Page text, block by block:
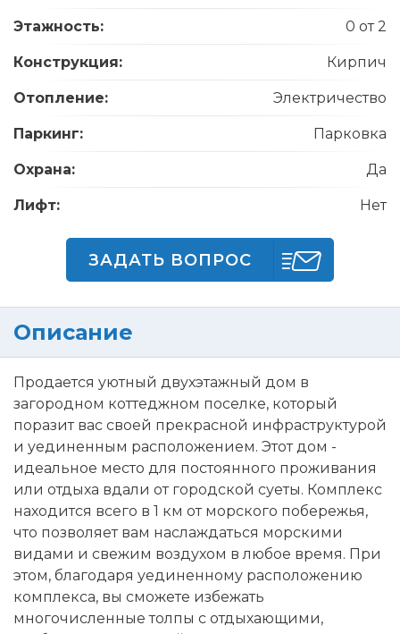
Этажность: 0 от 2
Конструкция: Кирпич
Отопление: Электричество
Паркинг: Парковка
Охрана: Да
Лифт: Нет
ЗАДАТЬ ВОПРОС
Описание
Продается уютный двухэтажный дом в
загородном коттеджном поселке, который
поразит вас своей прекрасной инфраструктурой
и уединенным расположением. Этот дом -
идеальное место для постоянного проживания
или отдыха вдали от городской суеты. Комплекс
находится всего в 1 км от морского побережья,
что позволяет вам наслаждаться морскими
видами и свежим воздухом в любое время. При
этом, благодаря уединенному расположению
комплекса, вы сможете избежать
многочисленные толпы с отдыхающими,